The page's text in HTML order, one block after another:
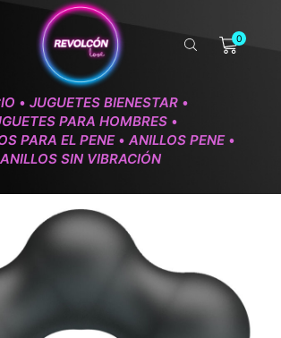
0
• JUGUETES BIENESTAR •
PARA HOMBRES •
PARA EL PENE • ANILLOS PENE •
ANILLOS SIN VIBRACIÓN